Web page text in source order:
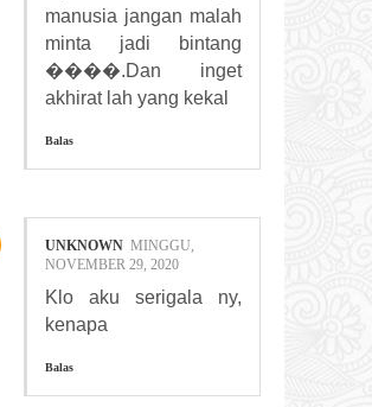
manusia jangan malah
minta jadi bintang
����.Dan inget
akhirat lah yang kekal
Balas
UNKNOWN MINGGU,
NOVEMBER 29, 2020
Klo aku serigala ny,
kenapa
Balas